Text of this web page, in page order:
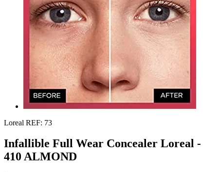
Loreal REF: 73
Infallible Full Wear Concealer Loreal -
410 ALMOND